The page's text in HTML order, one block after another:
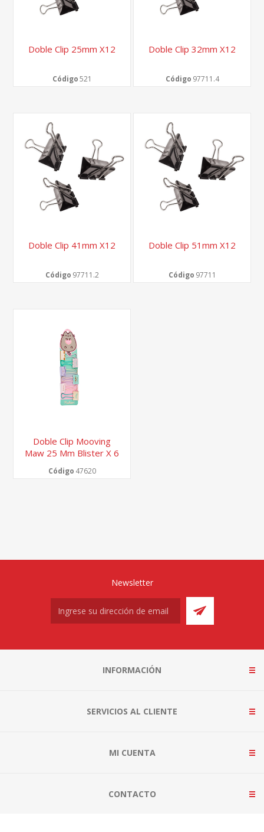
Doble Clip 25mm X12
Código521
Doble Clip 32mm X12
Código 97711.4
Doble Clip 41mm X12
Código 97711.2
Doble Clip 51mm X12
Código 97711
Doble Clip Mooving
Maw 25 Mm Blister X 6
Unidades
Código 47620
Newsletter
INFORMACIÓN
SERVICIOS AL CLIENTE
MI CUENTA
CONTACTO